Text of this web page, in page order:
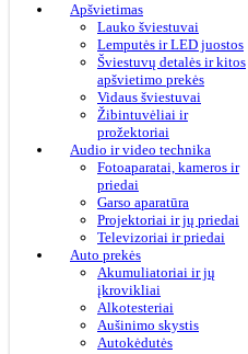
Apšvietimas
Lauko šviestuvai
Lemputės ir LED juostos
Šviestuvų detalės ir kitos
apšvietimo prekės
Vidaus šviestuvai
Žibintuvėliai ir
prožektoriai
Audio ir video technika
Fotoaparatai, kameros ir
priedai
Garso aparatūra
Projektoriai ir jų priedai
Televizoriai ir priedai
Auto prekės
Akumuliatoriai ir jų
įkrovikliai
Alkotesteriai
Aušinimo skystis
Autokėdutės